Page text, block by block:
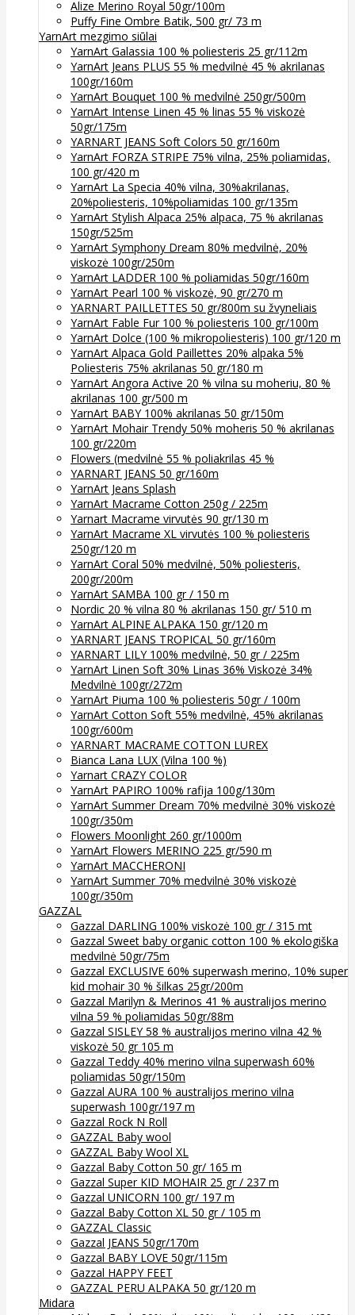
Alize Merino Royal 50gr/100m
Puffy Fine Ombre Batik, 500 gr/ 73 m
YarnArt mezgimo siūlai
YarnArt Galassia 100 % poliesteris 25 gr/112m
YarnArt Jeans PLUS 55 % medvilnė 45 % akrilanas
100gr/160m
YarnArt Bouquet 100 % medvilnė 250gr/500m
YarnArt Intense Linen 45 % linas 55 % viskozė
50gr/175m
YARNART JEANS Soft Colors 50 gr/160m
YarnArt FORZA STRIPE 75% vilna, 25% poliamidas,
100 gr/420 m
YarnArt La Specia 40% vilna, 30%akrilanas,
20%poliesteris, 10%poliamidas 100 gr/135m
YarnArt Stylish Alpaca 25% alpaca, 75 % akrilanas
150gr/525m
YarnArt Symphony Dream 80% medvilnė, 20%
viskozė 100gr/250m
YarnArt LADDER 100 % poliamidas 50gr/160m
YarnArt Pearl 100 % viskozė, 90 gr/270 m
YARNART PAILLETTES 50 gr/800m su žvyneliais
YarnArt Fable Fur 100 % poliesteris 100 gr/100m
YarnArt Dolce (100 % mikropoliesteris) 100 gr/120 m
YarnArt Alpaca Gold Paillettes 20% alpaka 5%
Poliesteris 75% akrilanas 50 gr/180 m
YarnArt Angora Active 20 % vilna su moheriu, 80 %
akrilanas 100 gr/500 m
YarnArt BABY 100% akrilanas 50 gr/150m
YarnArt Mohair Trendy 50% moheris 50 % akrilanas
100 gr/220m
Flowers (medvilnė 55 % poliakrilas 45 %
YARNART JEANS 50 gr/160m
YarnArt Jeans Splash
YarnArt Macrame Cotton 250g / 225m
Yarnart Macrame virvutės 90 gr/130 m
YarnArt Macrame XL virvutės 100 % poliesteris
250gr/120 m
YarnArt Coral 50% medvilnė, 50% poliesteris,
200gr/200m
YarnArt SAMBA 100 gr / 150 m
Nordic 20 % vilna 80 % akrilanas 150 gr/ 510 m
YarnArt ALPINE ALPAKA 150 gr/120 m
YARNART JEANS TROPICAL 50 gr/160m
YARNART LILY 100% medvilnė, 50 gr / 225m
YarnArt Linen Soft 30% Linas 36% Viskozė 34%
Medvilnė 100gr/272m
YarnArt Piuma 100 % poliesteris 50gr / 100m
YarnArt Cotton Soft 55% medvilnė, 45% akrilanas
100gr/600m
YARNART MACRAME COTTON LUREX
Bianca Lana LUX (Vilna 100 %)
Yarnart CRAZY COLOR
YarnArt PAPIRO 100% rafija 100g/130m
YarnArt Summer Dream 70% medvilnė 30% viskozė
100gr/350m
Flowers Moonlight 260 gr/1000m
YarnArt Flowers MERINO 225 gr/590 m
YarnArt MACCHERONI
YarnArt Summer 70% medvilnė 30% viskozė
100gr/350m
GAZZAL
Gazzal DARLING 100% viskozė 100 gr / 315 mt
Gazzal Sweet baby organic cotton 100 % ekologiška
medvilnė 50gr/75m
Gazzal EXCLUSIVE 60% superwash merino, 10% super
kid mohair 30 % šilkas 25gr/200m
Gazzal Marilyn & Merinos 41 % australijos merino
vilna 59 % poliamidas 50gr/88m
Gazzal SISLEY 58 % australijos merino vilna 42 %
viskozė 50 gr 105 m
Gazzal Teddy 40% merino vilna superwash 60%
poliamidas 50gr/150m
Gazzal AURA 100 % australijos merino vilna
superwash 100gr/197 m
Gazzal Rock N Roll
GAZZAL Baby wool
GAZZAL Baby Wool XL
Gazzal Baby Cotton 50 gr/ 165 m
Gazzal Super KID MOHAIR 25 gr / 237 m
Gazzal UNICORN 100 gr/ 197 m
Gazzal Baby Cotton XL 50 gr / 105 m
GAZZAL Classic
Gazzal JEANS 50gr/170m
Gazzal BABY LOVE 50gr/115m
Gazzal HAPPY FEET
GAZZAL PERU ALPAKA 50 gr/120 m
Midara